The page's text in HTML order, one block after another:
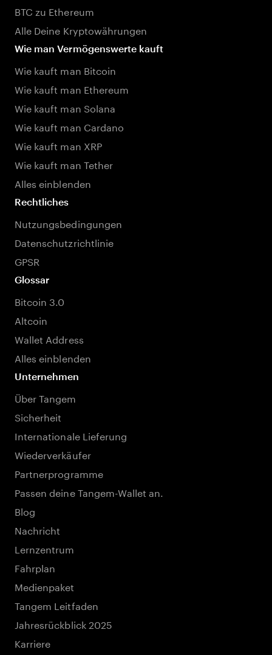
BTC zu Ethereum
Alle Deine Kryptowährungen
Wie man Vermögenswerte kauft
Wie kauft man Bitcoin
Wie kauft man Ethereum
Wie kauft man Solana
Wie kauft man Cardano
Wie kauft man XRP
Wie kauft man Tether
Alles einblenden
Rechtliches
Nutzungsbedingungen
Datenschutzrichtlinie
GPSR
Glossar
Bitcoin 3.0
Altcoin
Wallet Address
Alles einblenden
Unternehmen
Über Tangem
Sicherheit
Internationale Lieferung
Wiederverkäufer
Partnerprogramme
Passen deine Tangem-Wallet an.
Blog
Nachricht
Lernzentrum
Fahrplan
Medienpaket
Tangem Leitfaden
Jahresrückblick 2025
Karriere